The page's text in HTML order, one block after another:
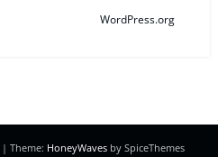
WordPress.org
| Theme: HoneyWaves by SpiceThemes